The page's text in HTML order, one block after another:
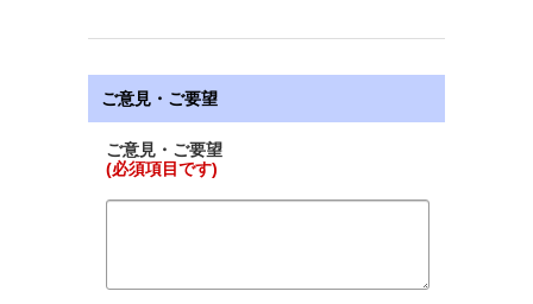
ご意見・ご要望
ご意見・ご要望
(必須項目です)